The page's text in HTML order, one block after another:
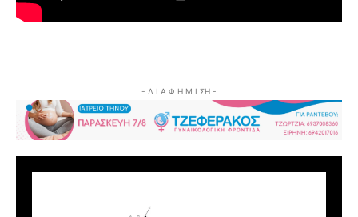
- Δ Ι Α Φ Η Μ Ι ΣΗ -